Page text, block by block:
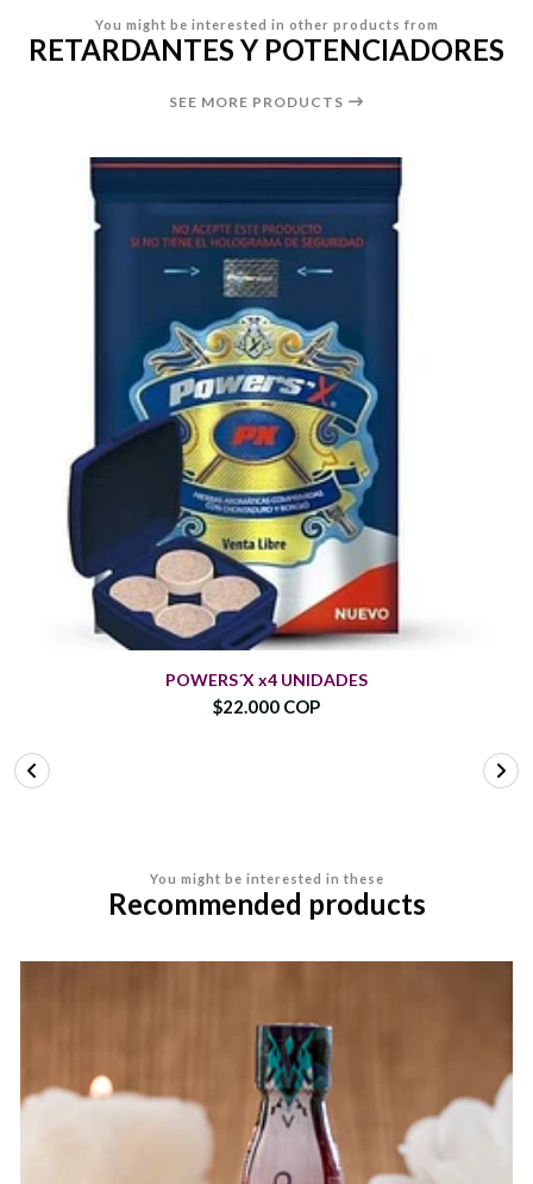
You might be interested in other products from
RETARDANTES Y POTENCIADORES
SEE MORE PRODUCTS
POWERS´X x4 UNIDADES
$22.000 COP
You might be interested in these
Recommended products